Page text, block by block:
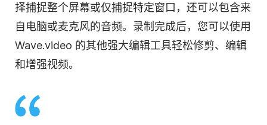
择捕捉整个屏幕或仅捕捉特定窗口，还可以包含来
自电脑或麦克风的音频。录制完成后，您可以使用
Wave.video 的其他强大编辑工具轻松修剪、编辑
和增强视频。